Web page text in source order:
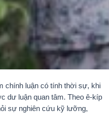
chính luận có tính thời sự, khi
dư luận quan tâm. Theo ê-kíp
sự nghiên cứu kỹ lưỡng,